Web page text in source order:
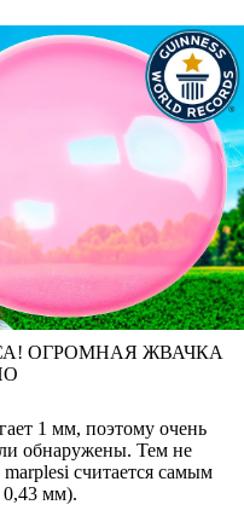
ОГРОМНАЯ ЖВАЧКА
1 мм, поэтому очень
обнаружены. Тем не
считается самым
0,43 мм).